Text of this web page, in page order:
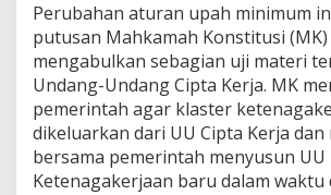
Perubahan aturan upah minimum
putusan Mahkamah Konstitusi
mengabulkan sebagian uji materi
Undang-Undang Cipta Kerja. MK
pemerintah agar klaster
dikeluarkan dari UU Cipta Kerja dan
bersama pemerintah menyusun UU
Ketenagakerjaan baru dalam waktu